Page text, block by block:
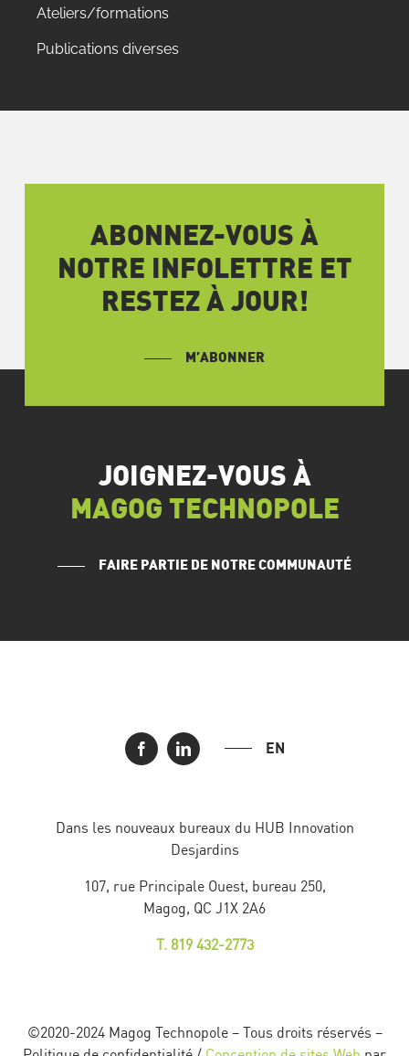
Ateliers/formations
Publications diverses
ABONNEZ-VOUS À
NOTRE INFOLETTRE ET
RESTEZ À JOUR!
M’ABONNER
JOIGNEZ-VOUS À
MAGOG TECHNOPOLE
FAIRE PARTIE DE NOTRE COMMUNAUTÉ
EN
Dans les nouveaux bureaux du HUB Innovation
Desjardins
107, rue Principale Ouest, bureau 250,
Magog, QC J1X 2A6
T. 819 432-2773
©2020-2024 Magog Technopole – Tous droits réservés –